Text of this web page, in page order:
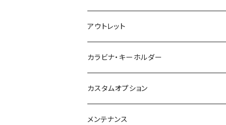
アウトレット
カラビナ・キーホルダー
カスタムオプション
メンテナンス